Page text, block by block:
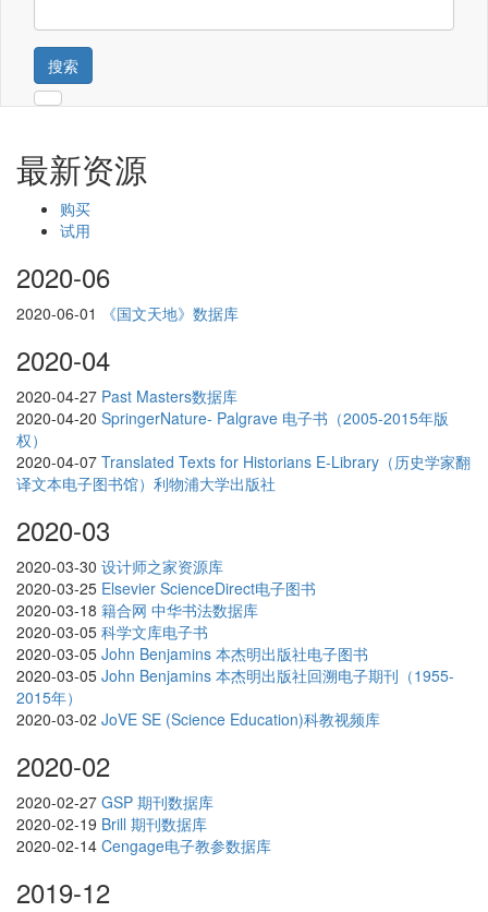
搜索
最新资源
购买
试用
2020-06
2020-06-01 《国文天地》数据库
2020-04
2020-04-27 Past Masters数据库
2020-04-20 SpringerNature- Palgrave 电子书（2005-2015年版
权）
2020-04-07 Translated Texts for Historians E-Library（历史学家翻
译文本电子图书馆）利物浦大学出版社
2020-03
2020-03-30 设计师之家资源库
2020-03-25 Elsevier ScienceDirect电子图书
2020-03-18 籍合网 中华书法数据库
2020-03-05 科学文库电子书
2020-03-05 John Benjamins 本杰明出版社电子图书
2020-03-05 John Benjamins 本杰明出版社回溯电子期刊（1955-
2015年）
2020-03-02 JoVE SE (Science Education)科教视频库
2020-02
2020-02-27 GSP 期刊数据库
2020-02-19 Brill 期刊数据库
2020-02-14 Cengage电子教参数据库
2019-12